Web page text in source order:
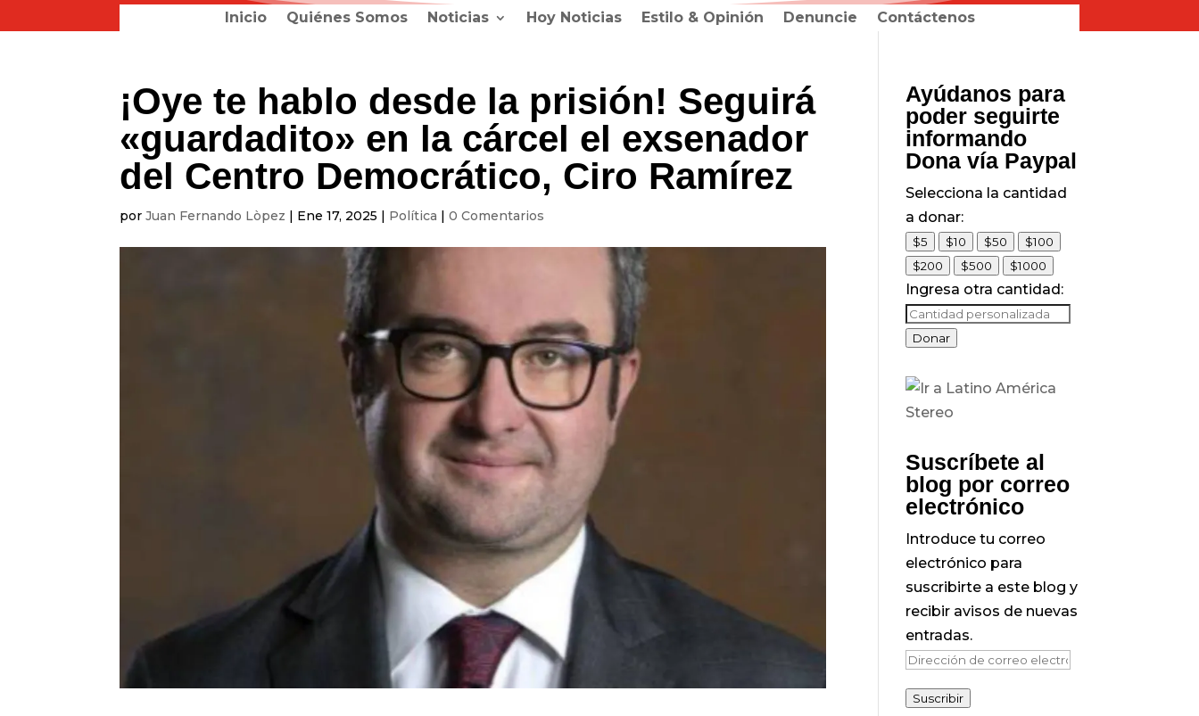
Inicio Quiénes Somos Noticias Hoy Noticias Estilo & Opinión Denuncie Contáctenos
¡Oye te hablo desde la prisión! Seguirá
«guardadito» en la cárcel el exsenador
del Centro Democrático, Ciro Ramírez
porJuan Fernando Lòpez | Ene 17, 2025 | Política |0 Comentarios
Ayúdanos para
poder seguirte
informando
Dona vía Paypal
Selecciona la cantidad
a donar:
$5 $10 $50
$100
$200
$500 $1000
Ingresa otra cantidad:
Donar
Suscríbete al
blog por correo
electrónico
Introduce tu correo
electrónico para
suscribirte a este blog y
recibir avisos de nuevas
entradas.
Dirección
correo
Suscribir